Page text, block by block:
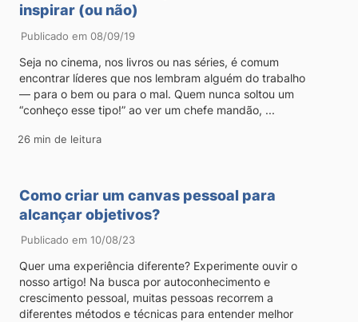
inspirar (ou não)
Publicado em 08/09/19
Seja no cinema, nos livros ou nas séries, é comum
encontrar líderes que nos lembram alguém do trabalho
— para o bem ou para o mal. Quem nunca soltou um
“conheço esse tipo!” ao ver um chefe mandão, ...
26 min de leitura
Como criar um canvas pessoal para
alcançar objetivos?
Publicado em 10/08/23
Quer uma experiência diferente? Experimente ouvir o
nosso artigo! Na busca por autoconhecimento e
crescimento pessoal, muitas pessoas recorrem a
diferentes métodos e técnicas para entender melhor